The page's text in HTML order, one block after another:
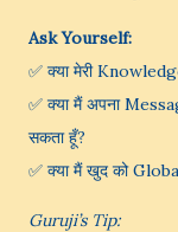
Ask Yourself:
✅ क्या मेरी
✅ क्या मैं अपना
सकता हूँ?
✅ क्या मैं खुद को
Guruji’s Tip: